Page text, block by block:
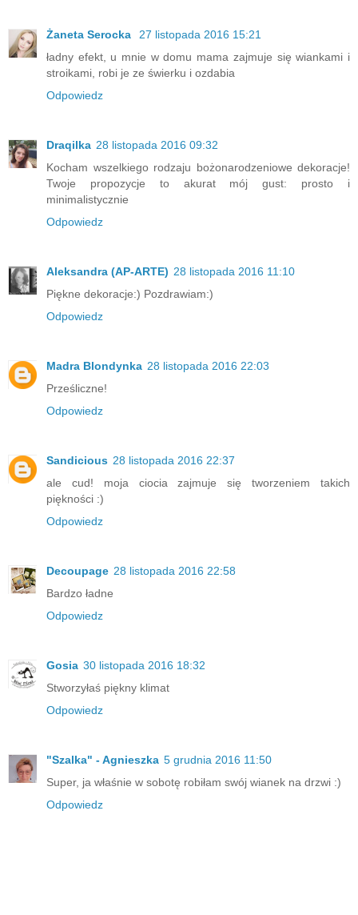
Żaneta Serocka
27 listopada 2016 15:21
ładny efekt, u mnie w domu mama zajmuje się wiankami i
stroikami, robi je ze świerku i ozdabia
Odpowiedz
Draqilka 28 listopada 2016 09:32
Kocham wszelkiego rodzaju bożonarodzeniowe dekoracje!
Twoje propozycje to akurat mój gust: prosto i
minimalistycznie
Odpowiedz
Aleksandra (AP-ARTE) 28 listopada 2016 11:10
Piękne dekoracje:) Pozdrawiam:)
Odpowiedz
Madra Blondynka 28 listopada 2016 22:03
Prześliczne!
Odpowiedz
Sandicious 28 listopada 2016 22:37
ale cud! moja ciocia zajmuje się tworzeniem takich
piękności :)
Odpowiedz
Decoupage 28 listopada 2016 22:58
Bardzo ładne
Odpowiedz
Gosia 30 listopada 2016 18:32
Stworzyłaś piękny klimat
Odpowiedz
"Szalka" - Agnieszka 5 grudnia 2016 11:50
Super, ja właśnie w sobotę robiłam swój wianek na drzwi :)
Odpowiedz